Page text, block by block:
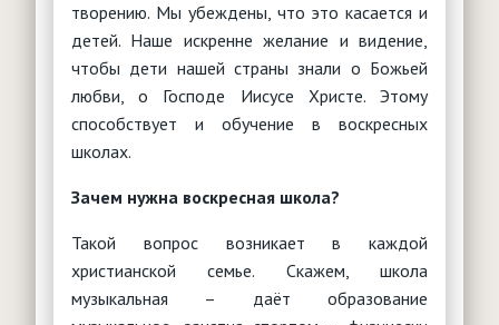
творению. Мы убеждены, что это касается и
детей. Наше искренне желание и видение,
чтобы дети нашей страны знали о Божьей
любви, о Господе Иисусе Христе. Этому
способствует и обучение в воскресных
школах.
Зачем нужна воскресная школа?
Такой вопрос возникает в каждой
христианской семье. Скажем, школа
музыкальная – даёт образование